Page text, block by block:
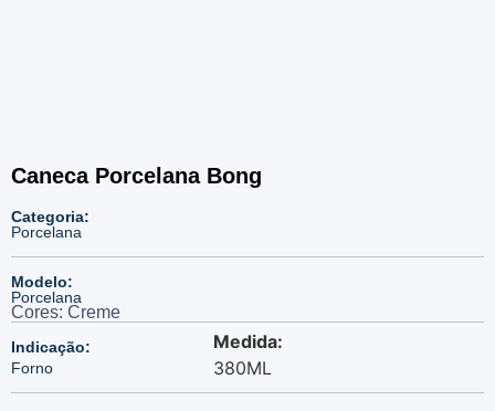
Caneca Porcelana Bong
Categoria:
Porcelana
Modelo:
Porcelana
Indicação:
Forno
Medida:
380ML
Cores: Creme